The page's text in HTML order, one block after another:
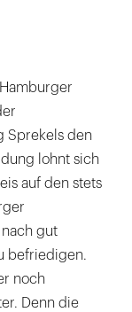
Sprekels den
lohnt sich
auf den stets
gut
befriedigen.
noch
Denn die